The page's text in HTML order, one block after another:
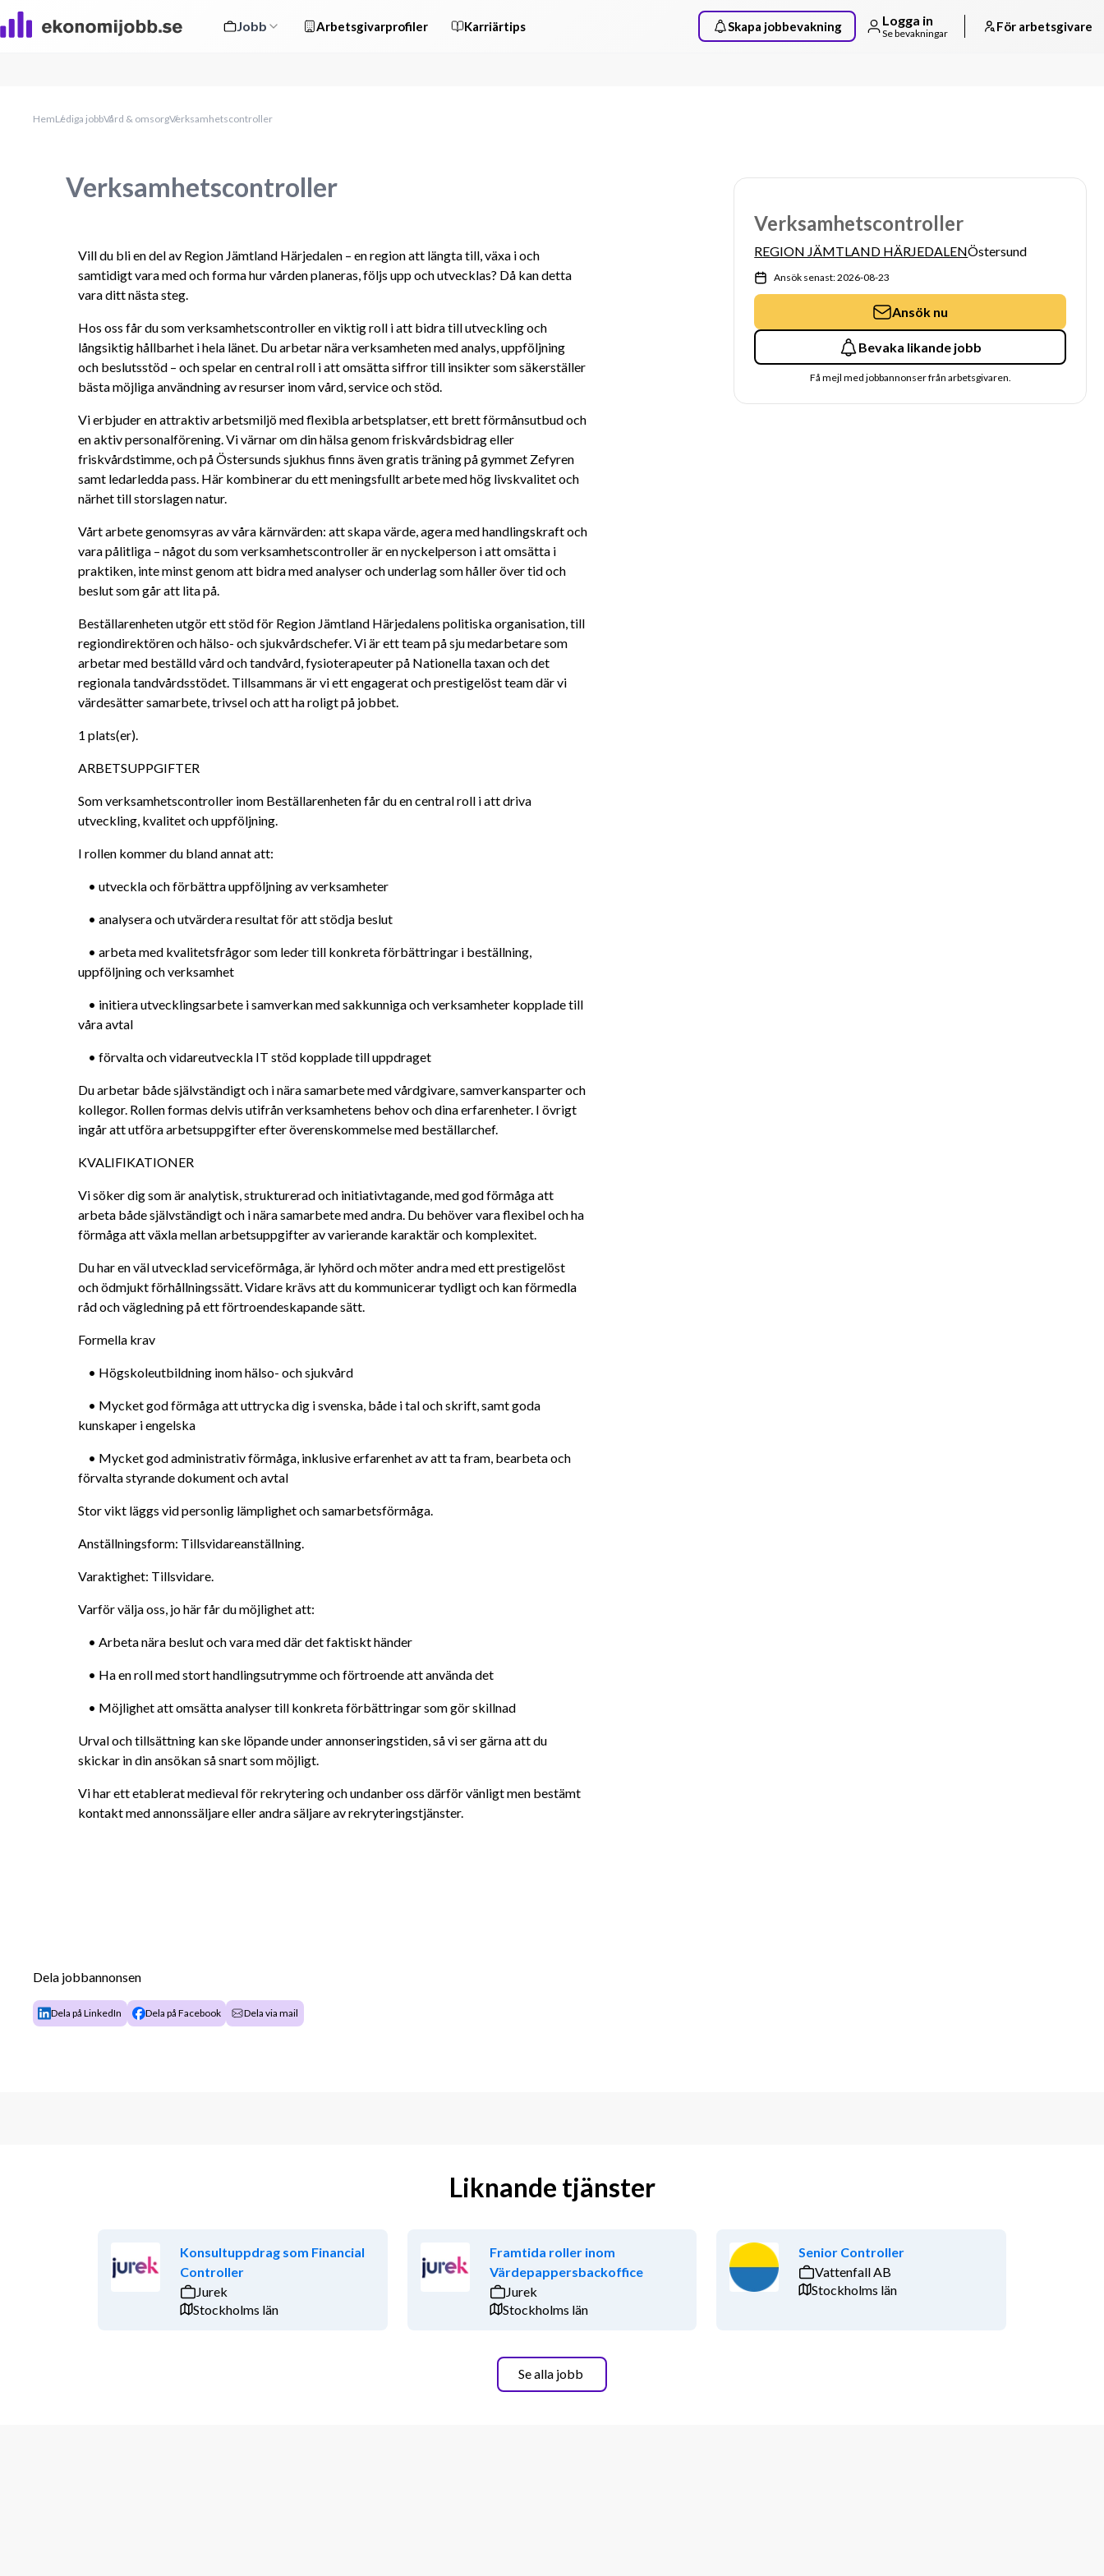
Jobb Arbetsgivarprofiler Karriärtips Skapa jobbevakning Logga in
Se bevakningar För arbetsgivare
HemLediga jobbVård & omsorgVerksamhetscontroller
Verksamhetscontroller
Vill du bli en del av Region Jämtland Härjedalen – en region att längta till, växa i och
samtidigt vara med och forma hur vården planeras, följs upp och utvecklas? Då kan detta
vara ditt nästa steg.
Hos oss får du som verksamhetscontroller en viktig roll i att bidra till utveckling och
långsiktig hållbarhet i hela länet. Du arbetar nära verksamheten med analys, uppföljning
och beslutsstöd – och spelar en central roll i att omsätta siffror till insikter som säkerställer
bästa möjliga användning av resurser inom vård, service och stöd.
Vi erbjuder en attraktiv arbetsmiljö med flexibla arbetsplatser, ett brett förmånsutbud och
en aktiv personalförening. Vi värnar om din hälsa genom friskvårdsbidrag eller
friskvårdstimme, och på Östersunds sjukhus finns även gratis träning på gymmet Zefyren
samt ledarledda pass. Här kombinerar du ett meningsfullt arbete med hög livskvalitet och
närhet till storslagen natur.
Vårt arbete genomsyras av våra kärnvärden: att skapa värde, agera med handlingskraft och
vara pålitliga – något du som verksamhetscontroller är en nyckelperson i att omsätta i
praktiken, inte minst genom att bidra med analyser och underlag som håller över tid och
beslut som går att lita på.
Beställarenheten utgör ett stöd för Region Jämtland Härjedalens politiska organisation, till
regiondirektören och hälso- och sjukvårdschefer. Vi är ett team på sju medarbetare som
arbetar med beställd vård och tandvård, fysioterapeuter på Nationella taxan och det
regionala tandvårdsstödet. Tillsammans är vi ett engagerat och prestigelöst team där vi
värdesätter samarbete, trivsel och att ha roligt på jobbet.
1 plats(er).
ARBETSUPPGIFTER
Som verksamhetscontroller inom Beställarenheten får du en central roll i att driva
utveckling, kvalitet och uppföljning.
I rollen kommer du bland annat att:
	• utveckla och förbättra uppföljning av verksamheter
	• analysera och utvärdera resultat för att stödja beslut
uppföljning och verksamhet
våra avtal
	• förvalta och vidareutveckla IT stöd kopplade till uppdraget
Du arbetar både självständigt och i nära samarbete med vårdgivare, samverkansparter och
kollegor. Rollen formas delvis utifrån verksamhetens behov och dina erfarenheter. I övrigt
ingår att utföra arbetsuppgifter efter överenskommelse med beställarchef.
KVALIFIKATIONER
Vi söker dig som är analytisk, strukturerad och initiativtagande, med god förmåga att
arbeta både självständigt och i nära samarbete med andra. Du behöver vara flexibel och ha
förmåga att växla mellan arbetsuppgifter av varierande karaktär och komplexitet.
Du har en väl utvecklad serviceförmåga, är lyhörd och möter andra med ett prestigelöst
och ödmjukt förhållningssätt. Vidare krävs att du kommunicerar tydligt och kan förmedla
råd och vägledning på ett förtroendeskapande sätt.
Formella krav
	• Högskoleutbildning inom hälso- och sjukvård
kunskaper i engelska
förvalta styrande dokument och avtal
Stor vikt läggs vid personlig lämplighet och samarbetsförmåga.
Anställningsform: Tillsvidareanställning.
Varaktighet: Tillsvidare.
Varför välja oss, jo här får du möjlighet att:
	• Arbeta nära beslut och vara med där det faktiskt händer
	• Ha en roll med stort handlingsutrymme och förtroende att använda det
	• Möjlighet att omsätta analyser till konkreta förbättringar som gör skillnad
Urval och tillsättning kan ske löpande under annonseringstiden, så vi ser gärna att du
skickar in din ansökan så snart som möjligt.
Vi har ett etablerat medieval för rekrytering och undanber oss därför vänligt men bestämt
kontakt med annonssäljare eller andra säljare av rekryteringstjänster.
Verksamhetscontroller
REGION JÄMTLAND HÄRJEDALENÖstersund
Ansök senast: 2026-08-23
Ansök nu
Bevaka likande jobb
Få mejl med jobbannonser från arbetsgivaren.
Dela jobbannonsen
Dela på LinkedIn Dela på Facebook Dela via mail
Liknande tjänster
Konsultuppdrag som Financial
Controller
Jurek
Stockholms län
Framtida roller inom
Värdepappersbackoffice
Jurek
Stockholms län
Senior Controller
Vattenfall AB
Stockholms län
Se alla jobb